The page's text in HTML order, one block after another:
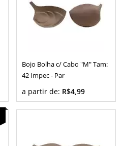
Bojo Bolha c/ Cabo "M" Tam:
42 Impec - Par
a partir de: R$4,99